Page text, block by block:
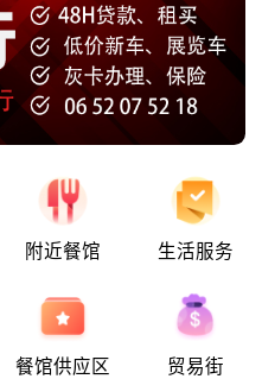
附近餐馆 生活服务
餐馆供应区 贸易街